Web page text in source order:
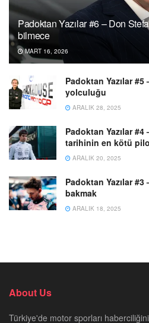
Padoktan Yazılar #6 – Don
bilmece
MART 16, 2026
Padoktan Yazılar
yolculuğu
ARALIK 28, 2025
Padoktan Yazılar
tarihinin en kötü
ARALIK 20, 2025
Padoktan Yazılar
bakmak
ARALIK 18, 2025
About Us
Türkiye'de motor sporları